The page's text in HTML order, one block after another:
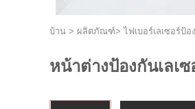
บ้าน > ผลิตภัณฑ์>ไฟเบอร์เลเซอร์ป้อ
หน้าต่างป้องกันเลเ